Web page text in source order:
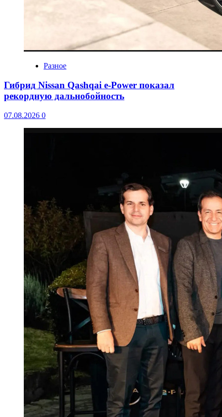
Разное
Гибрид Nissan Qashqai e-Power показал
рекордную дальнобойность
07.08.2026 0